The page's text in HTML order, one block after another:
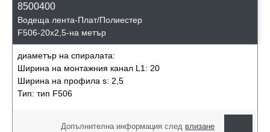
8500400
Водеща лента-Плат/Полиестер
F506-20x2,5-на метър
диаметър на спиралата:
Ширина на монтажния канал L1: 20
Ширина на профила s: 2,5
Тип: тип F506
Допълнителна информация след влизане